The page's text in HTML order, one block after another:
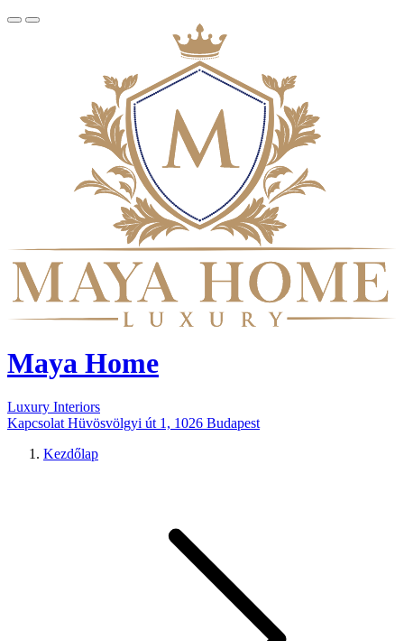
Maya Home
Luxury Interiors
Kapcsolat Hüvösvölgyi út 1, 1026 Budapest
Kezdőlap